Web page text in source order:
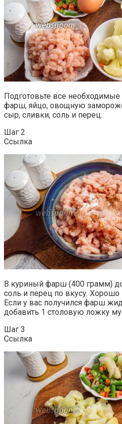
Подготовьте все
фарш, яйцо, овощную
сыр, сливки, соль и перец.
Шаг 2
Ссылка
В куриный фарш (400 грамм)
соль и перец по вкусу.
Если у вас получился фарш
добавить 1 столовую ложку
Шаг 3
Ссылка